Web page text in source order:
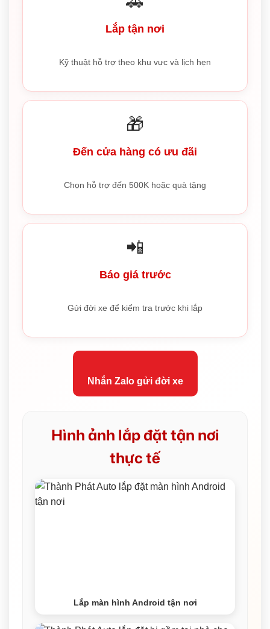
Lắp tận nơi
Kỹ thuật hỗ trợ theo khu vực và lịch hẹn
🎁
Đến cửa hàng có ưu đãi
Chọn hỗ trợ đến 500K hoặc quà tặng
📲
Báo giá trước
Gửi đời xe để kiểm tra trước khi lắp
Nhắn Zalo gửi đời xe
Hình ảnh lắp đặt tận nơi
thực tế
Lắp màn hình Android tận nơi